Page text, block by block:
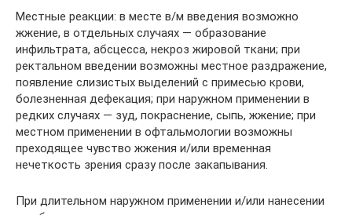
Местные реакции: в месте в/м введения возможно
жжение, в отдельных случаях — образование
инфильтрата, абсцесса, некроз жировой ткани; при
ректальном введении возможны местное раздражение,
появление слизистых выделений с примесью крови,
болезненная дефекация; при наружном применении в
редких случаях — зуд, покраснение, сыпь, жжение; при
местном применении в офтальмологии возможны
преходящее чувство жжения и/или временная
нечеткость зрения сразу после закапывания.
При длительном наружном применении и/или нанесении